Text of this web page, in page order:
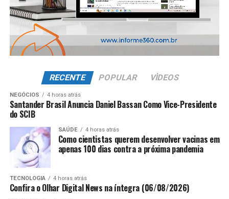
RECENTE POPULAR VÌDEOS
NEGÓCIOS 4 horas atrás
Santander Brasil Anuncia Daniel Bassan Como Vice-Presidente
do SCIB
SAÚDE 4 horas atrás
Como cientistas querem desenvolver vacinas em
apenas 100 dias contra a próxima pandemia
TECNOLOGIA 4 horas atrás
Confira o Olhar Digital News na íntegra (06/08/2026)